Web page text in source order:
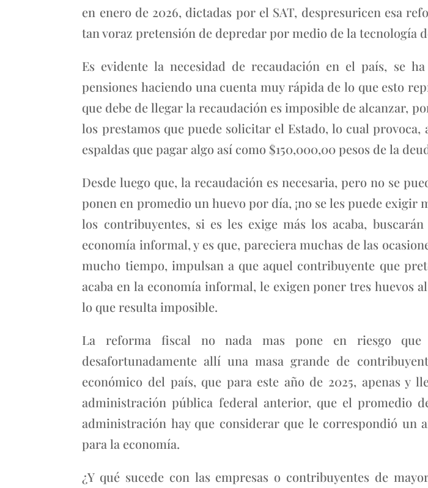
en enero de 2026, dictadas por el SAT, despresuricen esa
tan voraz pretensión de depredar por medio de la tecnología
Es evidente la necesidad de recaudación en el país, se
pensiones haciendo una cuenta muy rápida de lo que esto
que debe de llegar la recaudación es imposible de alcanzar,
los prestamos que puede solicitar el Estado, lo cual
espaldas que pagar algo así como $150,000,00 pesos de la
Desde luego que, la recaudación es necesaria, pero no se
ponen en promedio un huevo por día, ¡no se les puede exigir
los contribuyentes, si es les exige más los acaba,
economía informal, y es que, pareciera muchas de las
mucho tiempo, impulsan a que aquel contribuyente que
acaba en la economía informal, le exigen poner tres huevos
lo que resulta imposible.
La reforma fiscal no nada mas pone en riesgo que
desafortunadamente allí una masa grande de
económico del país, que para este año de 2025, apenas y
administración pública federal anterior, que el promedio
administración hay que considerar que le correspondió un
para la economía.
¿Y qué sucede con las empresas o contribuyentes de